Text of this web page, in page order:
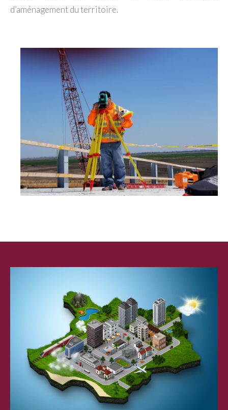
d’aménagement du territoire.